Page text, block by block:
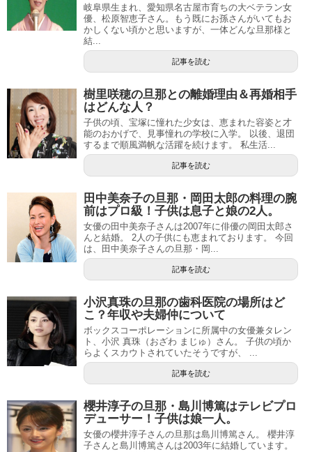
岐阜県生まれ、愛知県名古屋市育ちの大ベテラン女
優、松原智恵子さん。もう既にお孫さんがいてもお
かしくない頃かと思いますが、一体どんな旦那様と
結...
記事を読む
樹里咲穂の旦那との離婚理由＆再婚相手
はどんな人？
子供の頃、宝塚に憧れた少女は、恵まれた容姿と才
能のおかげで、見事憧れの学校に入学。 以後、退団
するまで順風満帆な活躍を続けます。 私生活...
記事を読む
田中美奈子の旦那・岡田太郎の料理の腕
前はプロ級！子供は息子と娘の2人。
女優の田中美奈子さんは2007年に俳優の岡田太郎さ
んと結婚。 2人の子供にも恵まれております。 今回
は、田中美奈子さんの旦那・岡...
記事を読む
小沢真珠の旦那の歯科医院の場所はど
こ？年収や夫婦仲について
ボックスコーポレーションに所属中の女優兼タレン
ト、小沢 真珠（おざわ まじゅ）さん。 子供の頃か
らよくスカウトされていたそうですが、 ...
記事を読む
櫻井淳子の旦那・島川博篤はテレビプロ
デューサー！子供は娘一人。
女優の櫻井淳子さんの旦那は島川博篤さん。 櫻井淳
子さんと島川博篤さんは2003年に結婚しています。